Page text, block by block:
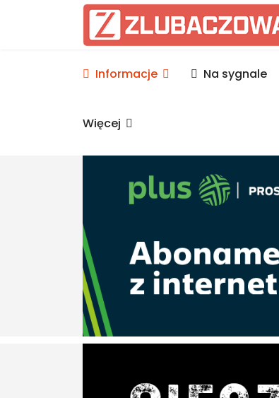
Informacje
Informacje Na sygnale
Więcej